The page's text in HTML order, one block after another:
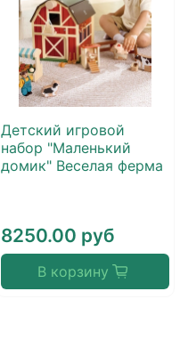
Детский игровой
набор "Маленький
домик" Веселая ферма
8250.00 руб
В корзину